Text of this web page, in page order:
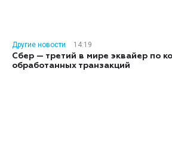
Другие новости
14:19
Сбер — третий в мире эквайер по
обработанных транзакций